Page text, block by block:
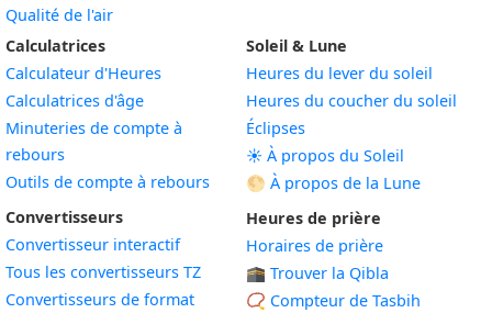
Il y a 35
minutes
Dans 35
minutes
2026
3
2026
Dans 36
minutes
3 août
Il y a 37
minutes
août
2026
Dans 37
minutes
3 août
2026
Qualité de l'air
Calculatrices
Calculateur d'Heures
Calculatrices d'âge
Minuteries de compte à
rebours
Outils de compte à rebours
Convertisseurs
Convertisseur interactif
Tous les convertisseurs TZ
Convertisseurs de format
Soleil & Lune
Heures du lever du soleil
Heures du coucher du soleil
Éclipses
☀️ À propos du Soleil
🌕 À propos de la Lune
Heures de prière
Horaires de prière
🕋 Trouver la Qibla
📿 Compteur de Tasbih